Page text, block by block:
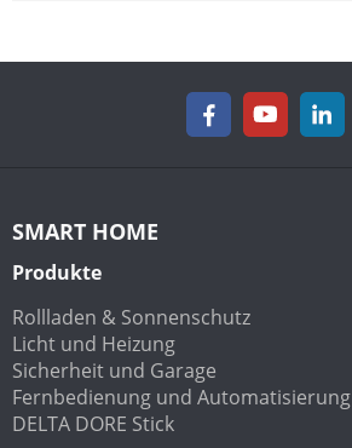
SMART HOME
Produkte
Rollladen & Sonnenschutz
Licht und Heizung
Sicherheit und Garage
Fernbedienung und Automatisierung
DELTA DORE Stick